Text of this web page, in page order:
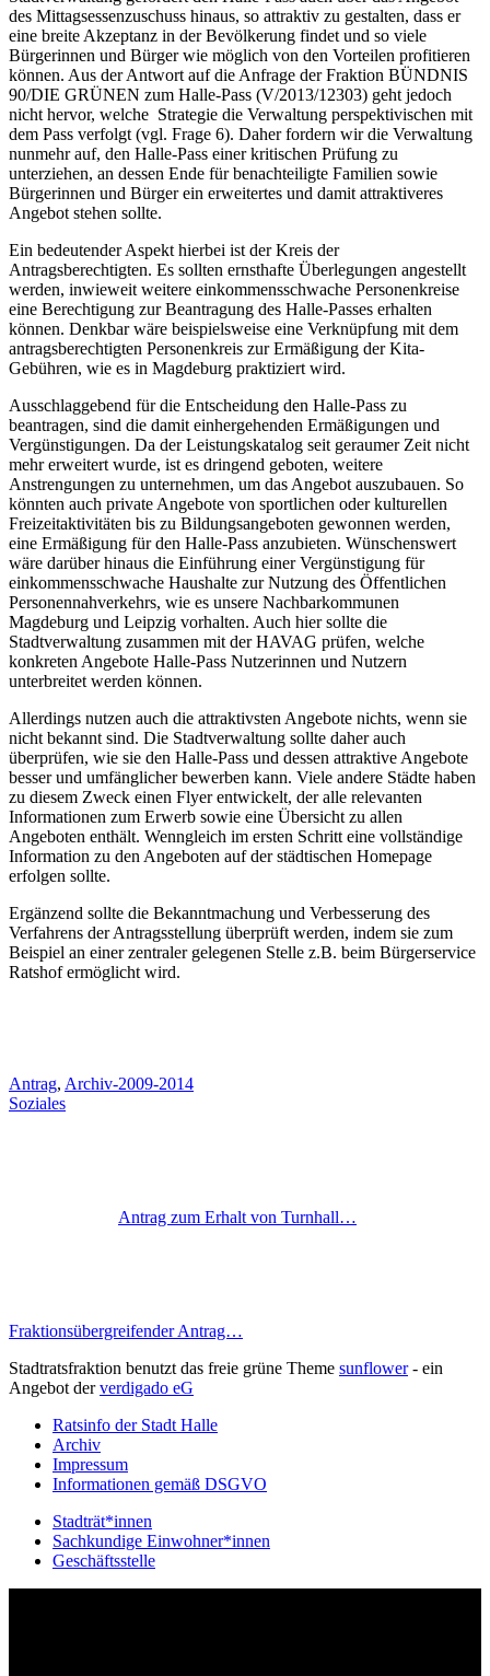
des Mittagsessenzuschuss hinaus, so attraktiv zu gestalten, dass er
eine breite Akzeptanz in der Bevölkerung findet und so viele
Bürgerinnen und Bürger wie möglich von den Vorteilen profitieren
können. Aus der Antwort auf die Anfrage der Fraktion BÜNDNIS
90/DIE GRÜNEN zum Halle-Pass (V/2013/12303) geht jedoch
nicht hervor, welche Strategie die Verwaltung perspektivischen mit
dem Pass verfolgt (vgl. Frage 6). Daher fordern wir die Verwaltung
nunmehr auf, den Halle-Pass einer kritischen Prüfung zu
unterziehen, an dessen Ende für benachteiligte Familien sowie
Bürgerinnen und Bürger ein erweitertes und damit attraktiveres
Angebot stehen sollte.
Ein bedeutender Aspekt hierbei ist der Kreis der
Antragsberechtigten. Es sollten ernsthafte Überlegungen angestellt
werden, inwieweit weitere einkommensschwache Personenkreise
eine Berechtigung zur Beantragung des Halle-Passes erhalten
können. Denkbar wäre beispielsweise eine Verknüpfung mit dem
antragsberechtigten Personenkreis zur Ermäßigung der Kita-
Gebühren, wie es in Magdeburg praktiziert wird.
Ausschlaggebend für die Entscheidung den Halle-Pass zu
beantragen, sind die damit einhergehenden Ermäßigungen und
Vergünstigungen. Da der Leistungskatalog seit geraumer Zeit nicht
mehr erweitert wurde, ist es dringend geboten, weitere
Anstrengungen zu unternehmen, um das Angebot auszubauen. So
könnten auch private Angebote von sportlichen oder kulturellen
Freizeitaktivitäten bis zu Bildungsangeboten gewonnen werden,
eine Ermäßigung für den Halle-Pass anzubieten. Wünschenswert
wäre darüber hinaus die Einführung einer Vergünstigung für
einkommensschwache Haushalte zur Nutzung des Öffentlichen
Personennahverkehrs, wie es unsere Nachbarkommunen
Magdeburg und Leipzig vorhalten. Auch hier sollte die
Stadtverwaltung zusammen mit der HAVAG prüfen, welche
konkreten Angebote Halle-Pass Nutzerinnen und Nutzern
unterbreitet werden können.
Allerdings nutzen auch die attraktivsten Angebote nichts, wenn sie
nicht bekannt sind. Die Stadtverwaltung sollte daher auch
überprüfen, wie sie den Halle-Pass und dessen attraktive Angebote
besser und umfänglicher bewerben kann. Viele andere Städte haben
zu diesem Zweck einen Flyer entwickelt, der alle relevanten
Informationen zum Erwerb sowie eine Übersicht zu allen
Angeboten enthält. Wenngleich im ersten Schritt eine vollständige
Information zu den Angeboten auf der städtischen Homepage
erfolgen sollte.
Ergänzend sollte die Bekanntmachung und Verbesserung des
Verfahrens der Antragsstellung überprüft werden, indem sie zum
Beispiel an einer zentraler gelegenen Stelle z.B. beim Bürgerservice
Ratshof ermöglicht wird.
Antrag, Archiv-2009-2014
Soziales
Antrag zum Erhalt von Turnhall…
Fraktionsübergreifender Antrag…
Stadtratsfraktion benutzt das freie grüne Theme sunflower‐ ein
Angebot derverdigado eG
Ratsinfo der Stadt Halle
Archiv
Impressum
Informationen gemäß DSGVO
Stadträt*innen
Sachkundige Einwohner*innen
Geschäftsstelle